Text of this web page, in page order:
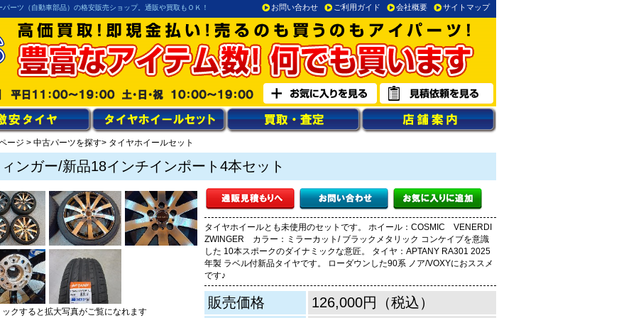
ーツ（自動車部品）の格安販売ショップ。通販や買取もＯＫ！ お問い合わせ ご利用ガイド 会社概要 サイトマップ
ージ > 中古パーツを探す> タイヤホイールセット
ンガー/新品18インチインポート4本セット
タイヤホイールとも未使用のセットです。 ホイール：COSMIC VENERDI
ZWINGER カラー：ミラーカット/ ブラックメタリック コンケイブを意識
した 10本スポークのダイナミックな意匠。 タイヤ：APTANY RA301 2025
年製 ラベル付新品タイヤです。 ローダウンした90系 ノア/VOXYにおススメ
です♪
販売価格 126,000円（税込）
ックすると拡大写真がご覧になれます